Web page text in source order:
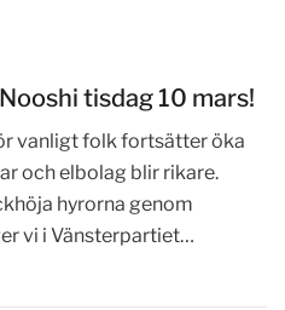
tisdag 10 mars!
vanligt folk fortsätter öka
och elbolag blir rikare.
hyrorna genom
vi i Vänsterpartiet…